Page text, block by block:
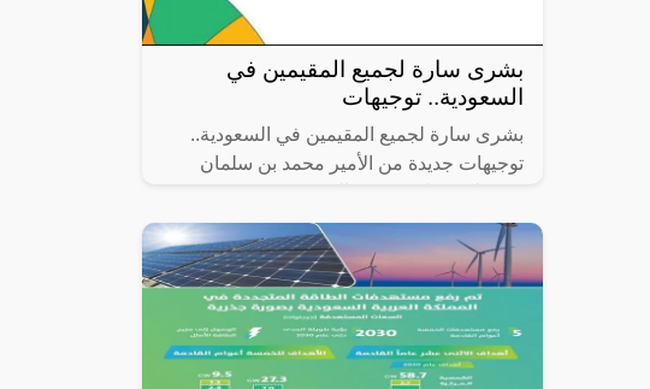
بشرى سارة لجميع المقيمين في
السعودية.. توجيهات
بشرى سارة لجميع المقيمين في السعودية..
توجيهات جديدة من الأمير محمد بن سلمان
مصادر إعلامية أن ولي العهد السعودي الأمير
محمد